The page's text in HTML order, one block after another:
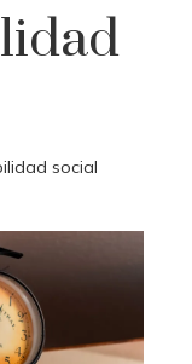
social